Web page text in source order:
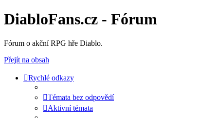
DiabloFans.cz - Fórum
Fórum o akční RPG hře Diablo.
Přejít na obsah
Rychlé odkazy
Témata bez odpovědí
Aktivní témata